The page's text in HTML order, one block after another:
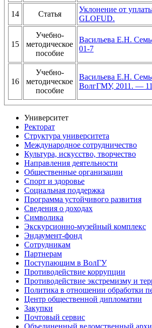
14 Статья
Уклонение от
GLOFUD.
15
Учебно-
методическое
пособие
Васильева Е.Н.
01-7
16
Учебно-
методическое
пособие
Васильева Е.Н.
ВолгГМУ, 2011. —
Университет
Ректорат
Структура университета
Международное сотрудничество
Культура, искусство, творчество
Направления деятельности
Общественные организации
Спорт и здоровье
Социальная поддержка
Программа устойчивого развития
Сведения о доходах
Символика
Экскурсионно-музейный комплекс
Эндаумент-фонд
Сотрудникам
Партнерам
Поступающим в ВолГУ
Противодействие коррупции
Противодействие экстремизму и
Политика в отношении обработки
Центр общественной дипломатии
Закупки
Почтовый сервис
Объединенный ведомственный